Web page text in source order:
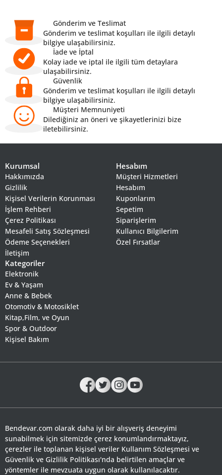
Gönderim ve Teslimat
Gönderim ve teslimat koşulları ile ilgili detaylı
bilgiye ulaşabilirsiniz.
İade ve İptal
Kolay iade ve iptal ile ilgili tüm detaylara
ulaşabilirsiniz.
Güvenlik
Gönderim ve teslimat koşulları ile ilgili detaylı
bilgiye ulaşabilirsiniz.
Müşteri Memnuniyeti
Dilediğiniz an öneri ve şikayetlerinizi bize
iletebilirsiniz.
Kurumsal
Hakkımızda
Gizlilik
Kişisel Verilerin Korunması
İşlem Rehberi
Çerez Politikası
Mesafeli Satış Sözleşmesi
Ödeme Seçenekleri
İletişim
Hesabım
Müşteri Hizmetleri
Hesabım
Kuponlarım
Sepetim
Siparişlerim
Kullanıcı Bilgilerim
Özel Fırsatlar
Kategoriler
Elektronik
Ev & Yaşam
Anne & Bebek
Otomotiv & Motosiklet
Kitap,Film, ve Oyun
Spor & Outdoor
Kişisel Bakım
Bendevar.com olarak daha iyi bir alışveriş deneyimi
sunabilmek için sitemizde çerez konumlandırmaktayız,
çerezler ile toplanan kişisel veriler Kullanım Sözleşmesi ve
Güvenlik ve Gizlilik Politikası'nda belirtilen amaçlar ve
yöntemler ile mevzuata uygun olarak kullanılacaktır.